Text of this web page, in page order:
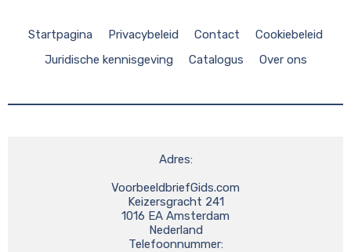
Startpagina Privacybeleid Contact
Cookiebeleid
Juridische kennisgeving
Catalogus Over ons
Adres:
VoorbeeldbriefGids.com
Keizersgracht 241
1016 EA Amsterdam
Nederland
Telefoonnummer: